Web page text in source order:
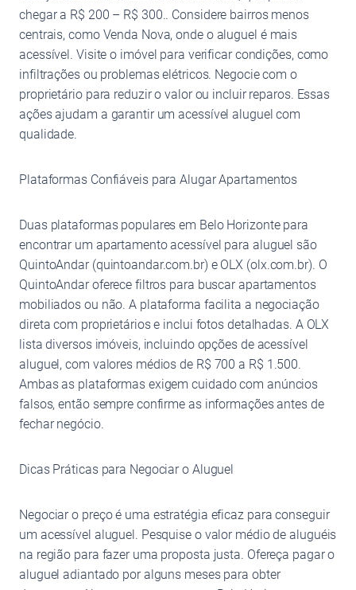
chegar a R$ 200 – R$ 300.. Considere bairros menos
centrais, como Venda Nova, onde o aluguel é mais
acessível. Visite o imóvel para verificar condições, como
infiltrações ou problemas elétricos. Negocie com o
proprietário para reduzir o valor ou incluir reparos. Essas
ações ajudam a garantir um acessível aluguel com
qualidade.
Plataformas Confiáveis para Alugar Apartamentos
Duas plataformas populares em Belo Horizonte para
encontrar um apartamento acessível para aluguel são
QuintoAndar (quintoandar.com.br) e OLX (olx.com.br). O
QuintoAndar oferece filtros para buscar apartamentos
mobiliados ou não. A plataforma facilita a negociação
direta com proprietários e inclui fotos detalhadas. A OLX
lista diversos imóveis, incluindo opções de acessível
aluguel, com valores médios de R$ 700 a R$ 1.500.
Ambas as plataformas exigem cuidado com anúncios
falsos, então sempre confirme as informações antes de
fechar negócio.
Dicas Práticas para Negociar o Aluguel
Negociar o preço é uma estratégia eficaz para conseguir
um acessível aluguel. Pesquise o valor médio de aluguéis
na região para fazer uma proposta justa. Ofereça pagar o
aluguel adiantado por alguns meses para obter